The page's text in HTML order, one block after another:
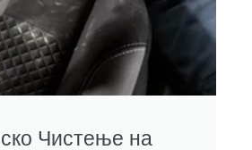
Чистење на